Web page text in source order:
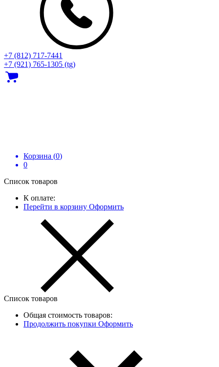
+7 (812) 717‑7441
+7 (921) 765-1305 (tg)
Корзина (0)
0
Список товаров
К оплате:
Перейти в корзину Оформить
Список товаров
Общая стоимость товаров:
Продолжить покупки Оформить